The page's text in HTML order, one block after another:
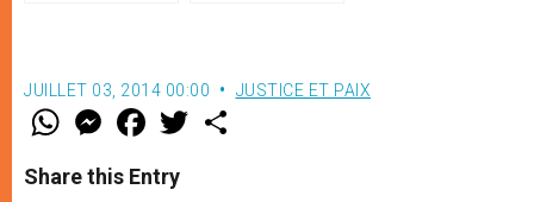
JUILLET 03, 2014 00:00 JUSTICE ET PAIX
W
t
s
M
e
s
e
F
a
e
b
w
Share this Entry